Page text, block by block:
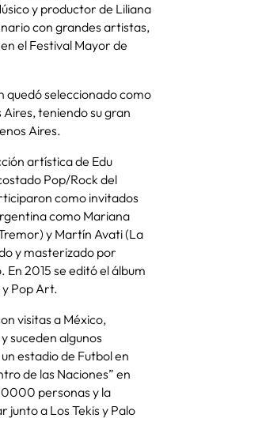
y productor de Liliana
con grandes artistas,
el Festival Mayor de
quedó seleccionado como
teniendo su gran
Aires.
artística de Edu
Pop/Rock del
como invitados
como Mariana
y Martín Avati (La
y masterizado por
2015 se editó el álbum
y Pop Art.
visitas a México,
suceden algunos
estadio de Futbol en
de las Naciones” en
personas y la
junto a Los Tekis y Palo